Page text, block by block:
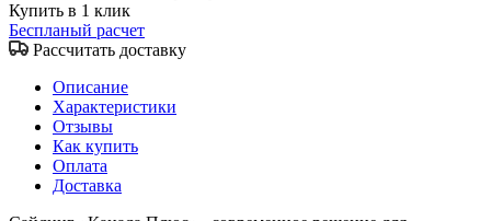
Купить в 1 клик
Беспланый расчет
Рассчитать доставку
Описание
Характеристики
Отзывы
Как купить
Оплата
Доставка